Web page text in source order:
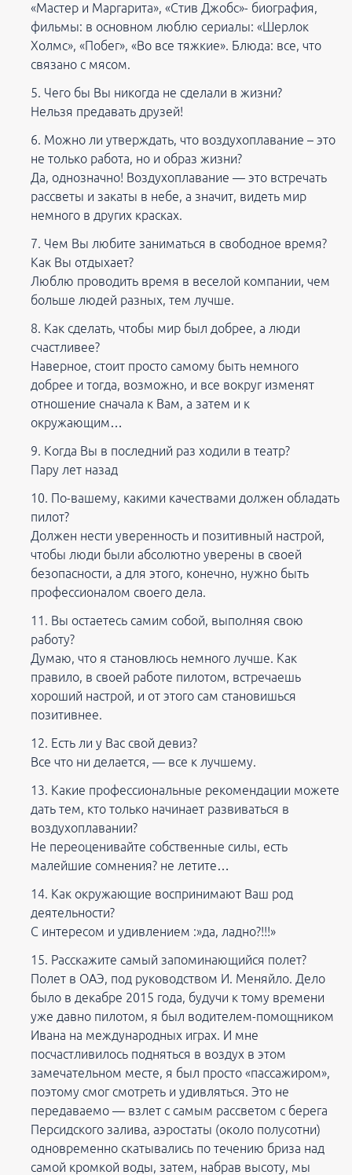
«Мастер и Маргарита», «Стив Джобс»- биография,
фильмы: в основном люблю сериалы: «Шерлок
Холмс», «Побег», «Во все тяжкие». Блюда: все, что
связано с мясом.
Чего бы Вы никогда не сделали в жизни?
Нельзя предавать друзей!
Можно ли утверждать, что воздухоплавание – это
не только работа, но и образ жизни?
Да, однозначно! Воздухоплавание — это встречать
рассветы и закаты в небе, а значит, видеть мир
немного в других красках.
Чем Вы любите заниматься в свободное время?
Как Вы отдыхает?
Люблю проводить время в веселой компании, чем
больше людей разных, тем лучше.
Как сделать, чтобы мир был добрее, а люди
счастливее?
Наверное, стоит просто самому быть немного
добрее и тогда, возможно, и все вокруг изменят
отношение сначала к Вам, а затем и к
окружающим…
Когда Вы в последний раз ходили в театр?
Пару лет назад
По-вашему, какими качествами должен обладать
пилот?
Должен нести уверенность и позитивный настрой,
чтобы люди были абсолютно уверены в своей
безопасности, а для этого, конечно, нужно быть
профессионалом своего дела.
Вы остаетесь самим собой, выполняя свою
работу?
Думаю, что я становлюсь немного лучше. Как
правило, в своей работе пилотом, встречаешь
хороший настрой, и от этого сам становишься
позитивнее.
Есть ли у Вас свой девиз?
Все что ни делается, — все к лучшему.
Какие профессиональные рекомендации можете
дать тем, кто только начинает развиваться в
воздухоплавании?
Не переоценивайте собственные силы, есть
малейшие сомнения? не летите…
Как окружающие воспринимают Ваш род
деятельности?
С интересом и удивлением :»да, ладно?!!!»
Расскажите самый запоминающийся полет?
Полет в ОАЭ, под руководством И. Меняйло. Дело
было в декабре 2015 года, будучи к тому времени
уже давно пилотом, я был водителем-помощником
Ивана на международных играх. И мне
посчастливилось подняться в воздух в этом
замечательном месте, я был просто «пассажиром»,
поэтому смог смотреть и удивляться. Это не
передаваемо — взлет с самым рассветом с берега
Персидского залива, аэростаты (около полусотни)
одновременно скатывались по течению бриза над
самой кромкой воды, затем, набрав высоту, мы